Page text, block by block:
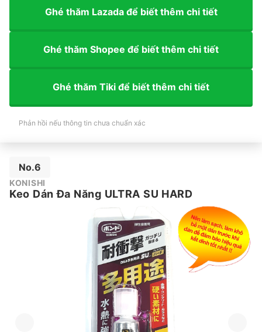
Ghé thăm Lazada để biết thêm chi tiết
Ghé thăm Shopee để biết thêm chi tiết
Ghé thăm Tiki để biết thêm chi tiết
Phản hồi nếu thông tin chưa chuẩn xác
No.6
KONISHI
Keo Dán Đa Năng ULTRA SU HARD